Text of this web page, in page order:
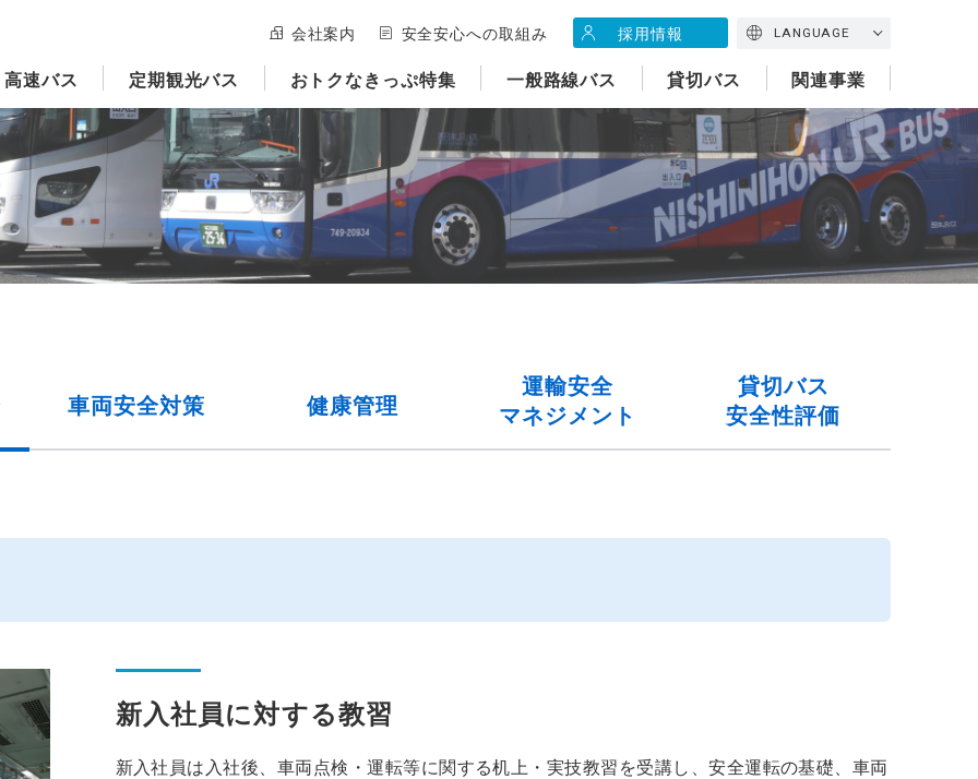
会社案内 安全安心への取組み 採用情報 LANGUAGE
高速バス 定期観光バス おトクなきっぷ特集 一般路線バス 貸切バス 関連事業
車両安全対策 健康管理
運輸安全
マネジメント
貸切バス
安全性評価
新入社員に対する教習
新入社員は入社後、車両点検・運転等に関する机上・実技教習を受講し、安全運転の基礎、車両